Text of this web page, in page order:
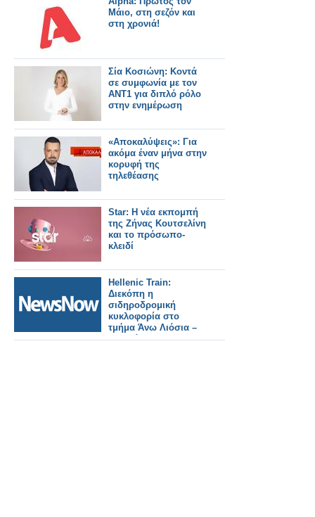
Μάιο, στη σεζόν και
στη χρονιά!
Σία Κοσιώνη: Κοντά
σε συμφωνία με τον
ΑΝΤ1 για διπλό ρόλο
στην ενημέρωση
«Αποκαλύψεις»: Για
ακόμα έναν μήνα στην
κορυφή της
τηλεθέασης
Star: Η νέα εκπομπή
της Ζήνας Κουτσελίνη
και το πρόσωπο-
κλειδί
Hellenic Train:
Διεκόπη η
σιδηροδρομική
κυκλοφορία στο
τμήμα Άνω Λιόσια –
Ασπρόπυργος